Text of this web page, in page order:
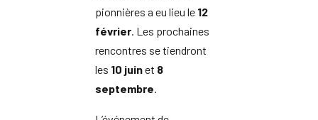
pionnières a eu lieu le 12
février. Les prochaines
rencontres se tiendront
les 10 juinet 8
septembre.